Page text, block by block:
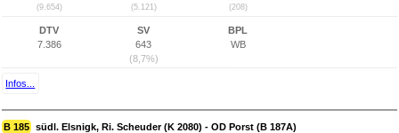
(9.654) (5.121) (208)
DTV
7.386
SV
643
(8,7%)
BPL
WB
Infos...
B 185 südl. Elsnigk, Ri. Scheuder (K 2080) - OD Porst (B 187A)